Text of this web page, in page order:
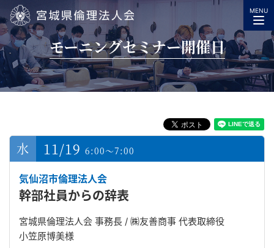
宮城県倫理法人会
MENU
モーニングセミナー開催日
11/19 6:00～7:00
気仙沼市倫理法人会
幹部社員からの辞表
宮城県倫理法人会 事務長 / ㈱友善商事 代表取締役
小笠原博美様